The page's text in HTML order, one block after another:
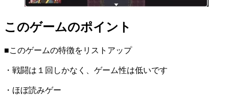
このゲームのポイント
■このゲームの特徴をリストアップ
・戦闘は１回しかなく、ゲーム性は低いです
・ほぼ読みゲー